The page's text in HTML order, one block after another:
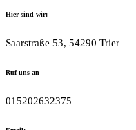
Hier sind wir:
Saarstraße 53, 54290 Trier
Ruf uns an
015202632375